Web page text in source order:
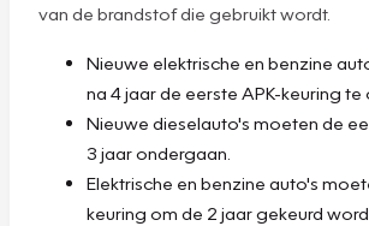
van de brandstof die gebruikt wordt.
Nieuwe elektrische en benzine
na 4 jaar de eerste APK-keuring te
Nieuwe dieselauto's moeten de
3 jaar ondergaan.
Elektrische en benzine auto's
keuring om de 2 jaar gekeurd